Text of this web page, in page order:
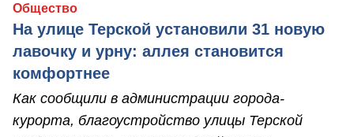
Общество
На улице Терской установили 31 новую
лавочку и урну: аллея становится
комфортнее
Как сообщили в администрации города-
курорта, благоустройство улицы Терской